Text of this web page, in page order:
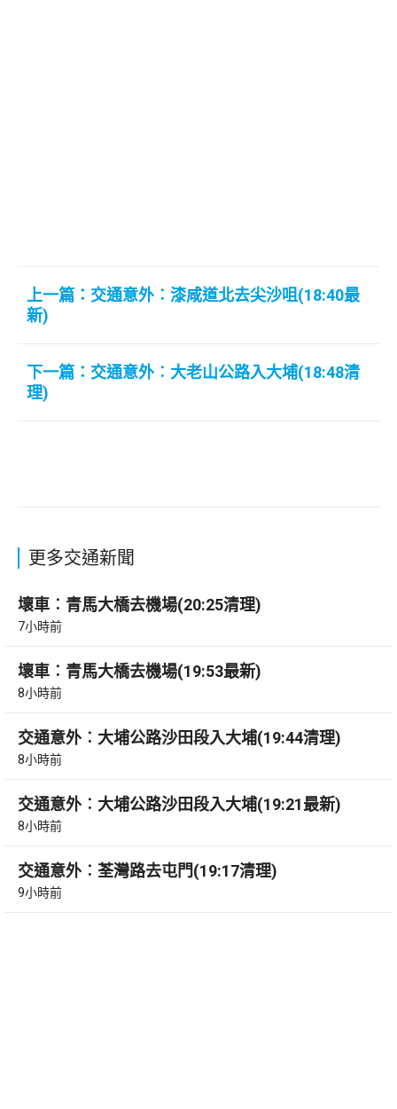
上一篇：交通意外︰漆咸道北去尖沙咀(18:40最
新)
下一篇：交通意外︰大老山公路入大埔(18:48清
理)
更多交通新聞
壞車︰青馬大橋去機場(20:25清理)
7小時前
壞車︰青馬大橋去機場(19:53最新)
8小時前
交通意外︰大埔公路沙田段入大埔(19:44清理)
8小時前
交通意外︰大埔公路沙田段入大埔(19:21最新)
8小時前
交通意外︰荃灣路去屯門(19:17清理)
9小時前